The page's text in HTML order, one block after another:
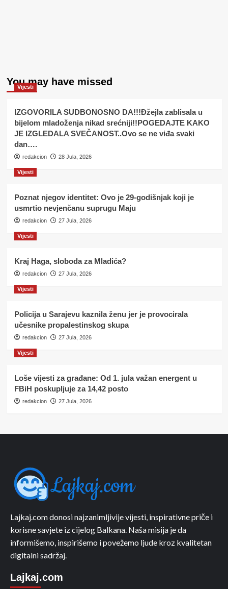
You may have missed
Vijesti
IZGOVORILA SUDBONOSNO DA!!!Đžejla zablisala u
bijelom mladoženja nikad srećniji!!POGEDAJTE KAKO
JE IZGLEDALA SVEČANOST..Ovo se ne viđa svaki
dan….
redakcion 28 Jula, 2026
Vijesti
Poznat njegov identitet: Ovo je 29-godišnjak koji je
usmrtio nevjenčanu suprugu Maju
redakcion 27 Jula, 2026
Vijesti
Kraj Haga, sloboda za Mladića?
redakcion 27 Jula, 2026
Vijesti
Policija u Sarajevu kaznila ženu jer je provocirala
učesnike propalestinskog skupa
redakcion 27 Jula, 2026
Vijesti
Loše vijesti za građane: Od 1. jula važan energent u
FBiH poskupljuje za 14,42 posto
redakcion 27 Jula, 2026
Lajkaj.com donosi najzanimljivije vijesti, inspirativne priče i
korisne savjete iz cijelog Balkana. Naša misija je da
informišemo, inspirišemo i povežemo ljude kroz kvalitetan
digitalni sadržaj.
Lajkaj.com